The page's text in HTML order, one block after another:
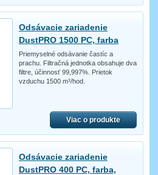
Odsávacie zariadenie
DustPRO 1500 PC, farba
Priemyselné odsávanie častíc a
prachu. Filtračná jednotka obsahuje dva
filtre, účinnosť 99,997%. Prietok
vzduchu 1500 m³/hod.
Viac o produkte
Odsávacie zariadenie
DustPRO 400 PC, farba,